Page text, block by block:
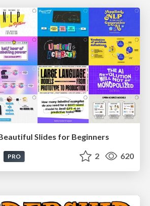
Slides for Beginners
PRO 2 620